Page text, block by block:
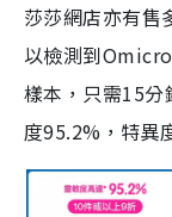
莎莎網店亦有售
以檢測到
樣本，只需15
度95.2%，特異